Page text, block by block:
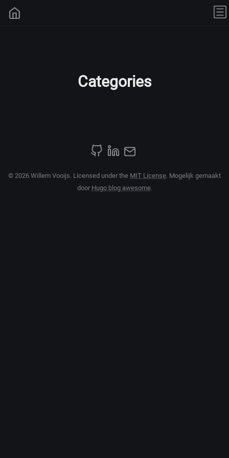
Categories
© 2026 Willem Vooijs. Licensed under the MIT License. Mogelijk gemaakt
door Hugo blog awesome.